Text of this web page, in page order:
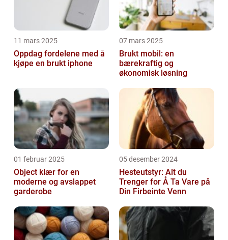
11 mars 2025
Oppdag fordelene med å
kjøpe en brukt iphone
07 mars 2025
Brukt mobil: en
bærekraftig og
økonomisk løsning
01 februar 2025
Object klær for en
moderne og avslappet
garderobe
05 desember 2024
Hesteutstyr: Alt du
Trenger for Å Ta Vare på
Din Firbeinte Venn